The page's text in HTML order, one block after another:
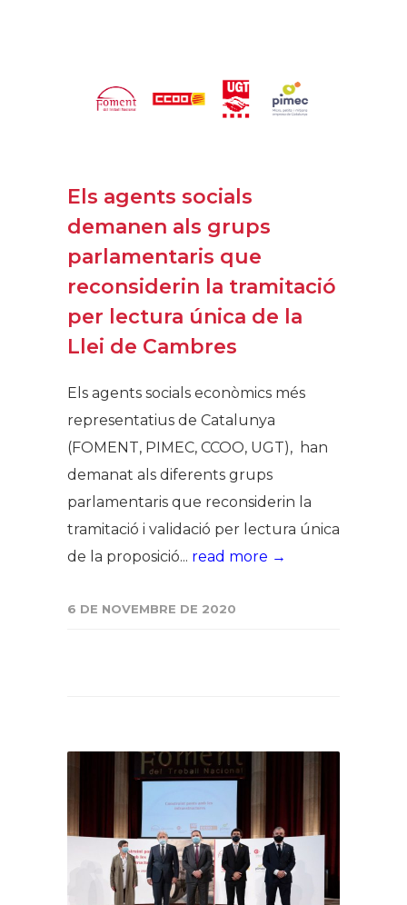
Els agents socials
demanen als grups
parlamentaris que
reconsiderin la tramitació
per lectura única de la
Llei de Cambres
Els agents socials econòmics més
representatius de Catalunya
(FOMENT, PIMEC, CCOO, UGT), han
demanat als diferents grups
parlamentaris que reconsiderin la
tramitació i validació per lectura única
de la proposició... read more →
6 DE NOVEMBRE DE 2020